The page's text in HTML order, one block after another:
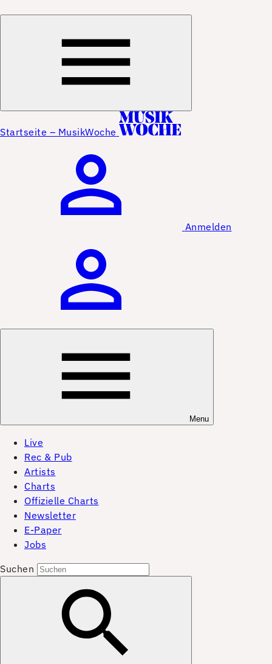
Startseite – MusikWoche
Anmelden
Menu
Live
Rec & Pub
Artists
Charts
Offizielle Charts
Newsletter
E-Paper
Jobs
Suchen